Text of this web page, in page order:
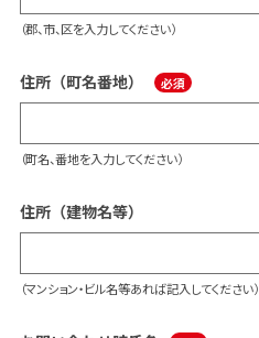
（郡、市、区を入力してください）
住所（町名番地）
（町名、番地を入力してください）
住所（建物名等）
（マンション・ビル名等あれば記入してください）